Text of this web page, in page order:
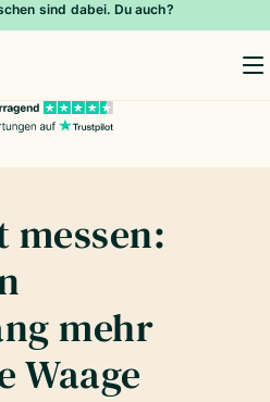
sind dabei. Du auch?
mehr
Waage